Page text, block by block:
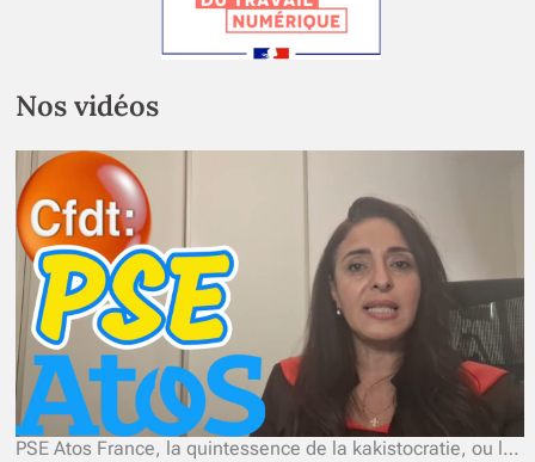
Nos vidéos
PSE Atos France, la quintessence de la kakistocratie, ou le pouvoir des pires